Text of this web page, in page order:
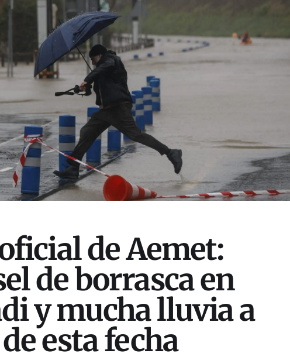
de Aemet:
de borrasca en
y mucha lluvia a
esta fecha